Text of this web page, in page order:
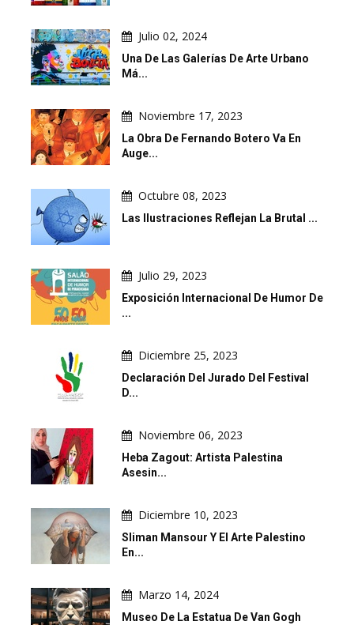
Julio 02, 2024
Una De Las Galerías De Arte Urbano
Má...
Noviembre 17, 2023
La Obra De Fernando Botero Va En
Auge...
Octubre 08, 2023
Las Ilustraciones Reflejan La Brutal ...
Julio 29, 2023
Exposición Internacional De Humor De
...
Diciembre 25, 2023
Declaración Del Jurado Del Festival
D...
Noviembre 06, 2023
Heba Zagout: Artista Palestina
Asesin...
Diciembre 10, 2023
Sliman Mansour Y El Arte Palestino
En...
Marzo 14, 2024
Museo De La Estatua De Van Gogh